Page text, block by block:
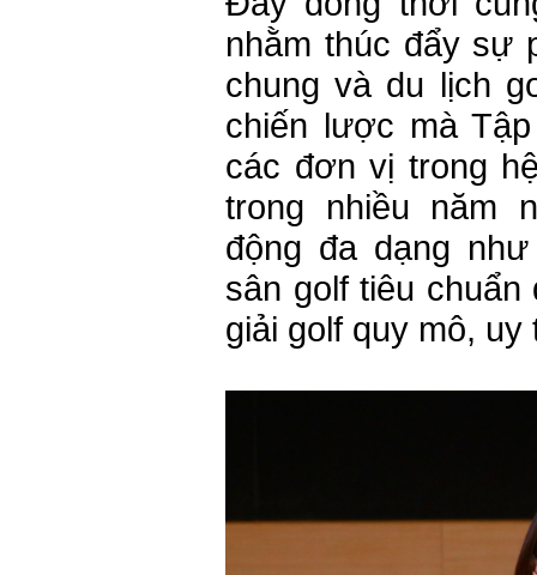
nhằm thúc đẩy sự
chung và du lịch
chiến lược mà
các đơn vị trong
trong nhiều năm
động đa dạng
sân golf tiêu
giải golf quy mô, uy